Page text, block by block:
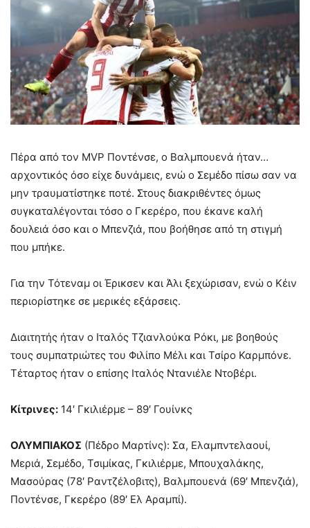
Πέρα από τον ΜVP Ποντένσε, ο Βαλμπουενά ήταν…
αρχοντικός όσο είχε δυνάμεις, ενώ ο Σεμέδο πίσω σαν να
μην τραυματίστηκε ποτέ. Στους διακριθέντες όμως
συγκαταλέγονται τόσο ο Γκερέρο, που έκανε καλή
δουλειά όσο και ο Μπενζιά, που βοήθησε από τη στιγμή
που μπήκε.
Για την Τότεναμ οι Έρικσεν και Άλι ξεχώρισαν, ενώ ο Κέιν
περιορίστηκε σε μερικές εξάρσεις.
Διαιτητής ήταν ο Ιταλός Τζιανλούκα Ρόκι, με βοηθούς
τους συμπατριώτες του Φιλίπο Μέλι και Τσίρο Καρμπόνε.
Τέταρτος ήταν ο επίσης Ιταλός Ντανιέλε Ντοβέρι.
Κίτρινες: 14′ Γκιλιέρμε – 89′ Γουίνκς
ΟΛΥΜΠΙΑΚΟΣ (Πέδρο Μαρτίνς): Σα, Ελαμπντελαουί,
Μεριά, Σεμέδο, Τσιμίκας, Γκιλιέρμε, Μπουχαλάκης,
Μασούρας (78′ Ραντζέλοβιτς), Βαλμπουενά (69′ Μπενζιά),
Ποντένσε, Γκερέρο (89′ Ελ Αραμπί).